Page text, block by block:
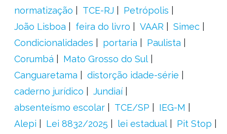
normatização
TCE-RJ
Petrópolis
João Lisboa
feira do livro VAAR
Simec
Condicionalidades
portaria
Paulista
Corumbá
Mato Grosso do Sul
Canguaretama
distorção idade-série
caderno jurídico
Jundiaí
absenteísmo escolar
TCE/SP
IEG-M
Alepi
Lei 8832/2025 lei estadual
Pit Stop